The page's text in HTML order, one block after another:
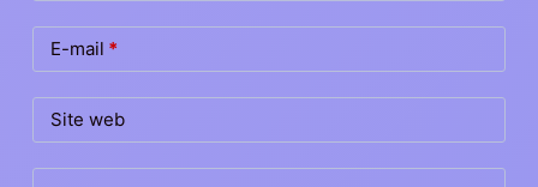
E-mail *
Site web